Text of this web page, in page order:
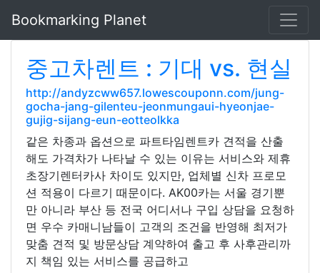
Bookmarking Planet
중고차렌트 : 기대 vs. 현실
http://andyzcww657.lowescouponn.com/jung-
gocha-jang-gilenteu-jeonmungaui-hyeonjae-
gujig-sijang-eun-eotteolkka
같은 차종과 옵션으로 파트타임렌트카 견적을 산출
해도 가격차가 나타날 수 있는 이유는 서비스와 제휴
초장기렌터카사 차이도 있지만, 업체별 신차 프로모
션 적용이 다르기 때문이다. AK00카는 서울 경기뿐
만 아니라 부산 등 전국 어디서나 구입 상담을 요청하
면 우수 카매니남들이 고객의 조건을 반영해 최저가
맞춤 견적 및 방문상담 계약하여 출고 후 사후관리까
지 책임 있는 서비스를 공급하고